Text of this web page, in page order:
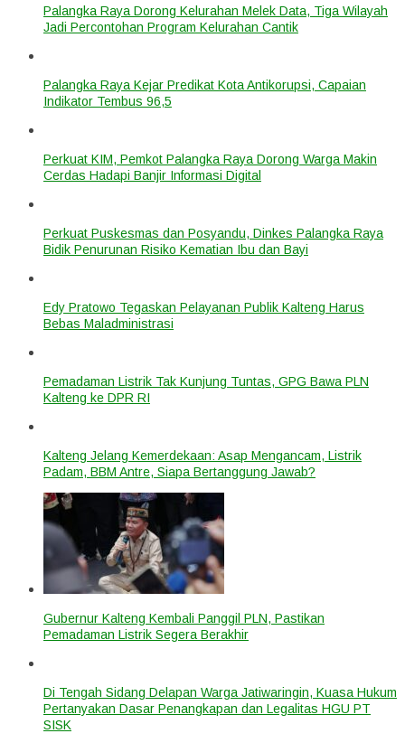
Palangka Raya Dorong Kelurahan Melek Data, Tiga Wilayah
Jadi Percontohan Program Kelurahan Cantik
Palangka Raya Kejar Predikat Kota Antikorupsi, Capaian
Indikator Tembus 96,5
Perkuat KIM, Pemkot Palangka Raya Dorong Warga Makin
Cerdas Hadapi Banjir Informasi Digital
Perkuat Puskesmas dan Posyandu, Dinkes Palangka Raya
Bidik Penurunan Risiko Kematian Ibu dan Bayi
Edy Pratowo Tegaskan Pelayanan Publik Kalteng Harus
Bebas Maladministrasi
Pemadaman Listrik Tak Kunjung Tuntas, GPG Bawa PLN
Kalteng ke DPR RI
Kalteng Jelang Kemerdekaan: Asap Mengancam, Listrik
Padam, BBM Antre, Siapa Bertanggung Jawab?
Gubernur Kalteng Kembali Panggil PLN, Pastikan
Pemadaman Listrik Segera Berakhir
Di Tengah Sidang Delapan Warga Jatiwaringin, Kuasa Hukum
Pertanyakan Dasar Penangkapan dan Legalitas HGU PT
SISK